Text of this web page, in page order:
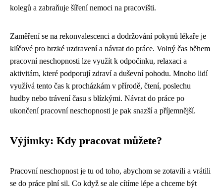
kolegů a zabraňuje šíření nemoci na pracovišti.
Zaměření se na rekonvalescenci a dodržování pokynů lékaře je
klíčové pro brzké uzdravení a návrat do práce. Volný čas během
pracovní neschopnosti lze využít k odpočinku, relaxaci a
aktivitám, které podporují zdraví a duševní pohodu. Mnoho lidí
využívá tento čas k procházkám v přírodě, čtení, poslechu
hudby nebo trávení času s blízkými. Návrat do práce po
ukončení pracovní neschopnosti je pak snazší a příjemnější.
Výjimky: Kdy pracovat můžete?
Pracovní neschopnost je tu od toho, abychom se zotavili a vrátili
se do práce plní sil. Co když se ale cítíme lépe a chceme být